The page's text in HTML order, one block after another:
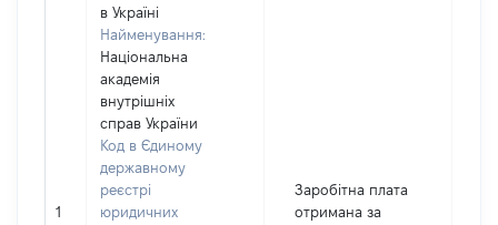
1
в Україні
Найменування:
Національна
академія
внутрішніх
справ України
Код в Єдиному
державному
реєстрі
юридичних
Заробітна плата
отримана за